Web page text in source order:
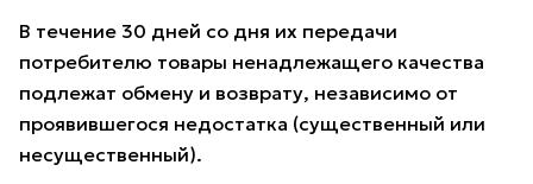
В течение 30 дней со дня их передачи
потребителю товары ненадлежащего качества
подлежат обмену и возврату, независимо от
проявившегося недостатка (существенный или
несущественный).